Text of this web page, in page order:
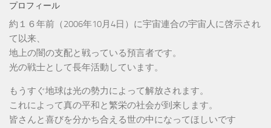
プロフィール
約１６年前（2006年10月4日）に宇宙連合の宇宙人に啓示され
て以来、
地上の闇の支配と戦っている預言者です。
光の戦士として長年活動しています。
もうすぐ地球は光の勢力によって解放されます。
これによって真の平和と繁栄の社会が到来します。
皆さんと喜びを分かち合える世の中になってほしいです